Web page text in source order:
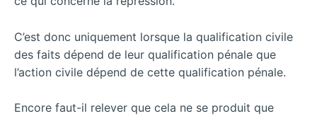
C’est donc uniquement lorsque la qualification civile
des faits dépend de leur qualification pénale que
l’action civile dépend de cette qualification pénale.
Encore faut-il relever que cela ne se produit que